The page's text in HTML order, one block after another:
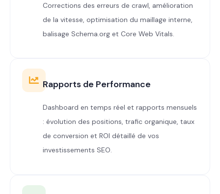
Corrections des erreurs de crawl, amélioration
de la vitesse, optimisation du maillage interne,
balisage Schema.org et Core Web Vitals.
Rapports de Performance
Dashboard en temps réel et rapports mensuels
: évolution des positions, trafic organique, taux
de conversion et ROI détaillé de vos
investissements SEO.